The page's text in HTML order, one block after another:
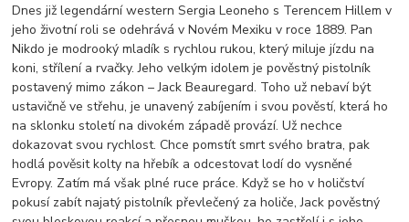
Dnes již legendární western Sergia Leoneho s Terencem Hillem v
jeho životní roli se odehrává v Novém Mexiku v roce 1889. Pan
Nikdo je modrooký mladík s rychlou rukou, který miluje jízdu na
koni, střílení a rvačky. Jeho velkým idolem je pověstný pistolník
postavený mimo zákon – Jack Beauregard. Toho už nebaví být
ustavičně ve střehu, je unavený zabíjením i svou pověstí, která ho
na sklonku století na divokém západě provází. Už nechce
dokazovat svou rychlost. Chce pomstít smrt svého bratra, pak
hodlá pověsit kolty na hřebík a odcestovat lodí do vysněné
Evropy. Zatím má však plné ruce práce. Když se ho v holičství
pokusí zabít najatý pistolník převlečený za holiče, Jack pověstný